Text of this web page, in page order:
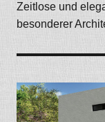
Zeitlose und
besonderer